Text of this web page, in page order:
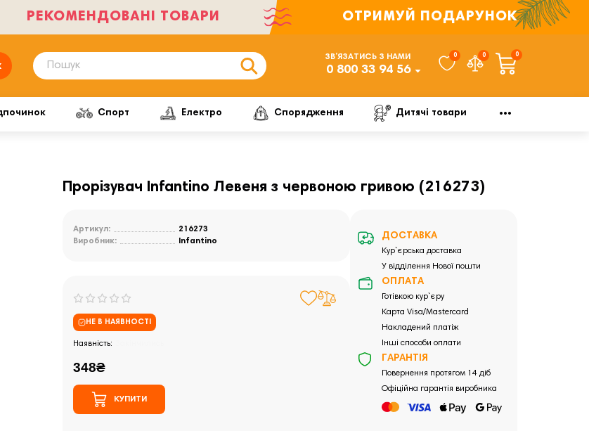
РЕКОМЕНДОВАНІ ТОВАРИ ОТРИМУЙ ПОДАРУНОК
ЗВ’ЯЗАТИСЬ З НАМИ
0 800 33 94 56
0 0 0
Спорт Електро Спорядження Дитячі товари
Прорізувач Infantino Левеня з червоною гривою (216273)
Артикул:
216273
Виробник:
Infantino
НЕ В НАЯВНОСТІ
348₴
КУПИТИ
ДОСТАВКА
Кур`єрська доставка
У відділення Нової пошти
ОПЛАТА
Готівкою кур`єру
Карта Visa/Mastercard
Накладений платіж
Інші способи оплати
ГАРАНТІЯ
Повернення протягом 14 діб
Офіційна гарантія виробника